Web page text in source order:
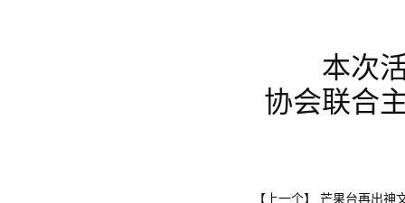
本次活
协会联合
【上一个】 芒果台再出神